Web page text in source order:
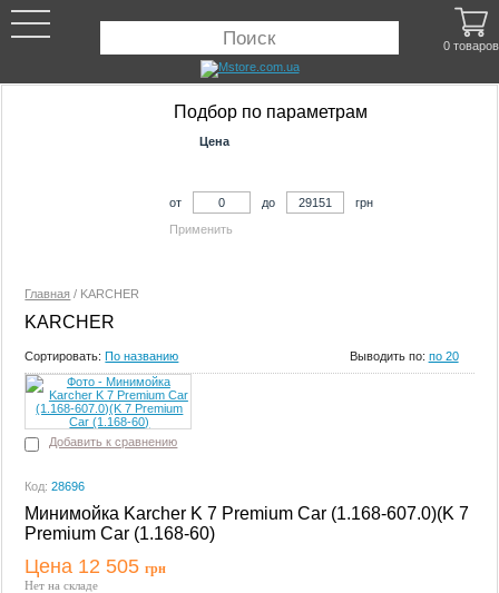
Главная / KARCHER
KARCHER
Выводить по: по 20
Сортировать:По названию
Добавить к сравнению
Код:28696
Минимойка Karcher K 7 Premium Car (1.168-607.0)(K 7
Premium Car (1.168-60)
Купить
Цена 12 505грн
Нет на складе
Подбор по параметрам
Цена
от до
грн
Применить
0 товаров